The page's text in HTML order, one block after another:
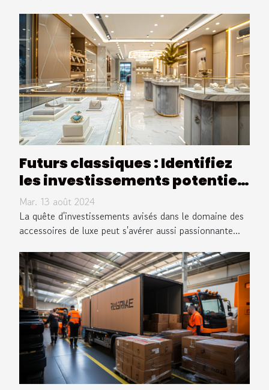
Futurs classiques : Identifiez
les investissements potentiels
dans les accessoires de luxe
Mar. 13 août 2024
La quête d'investissements avisés dans le domaine des
accessoires de luxe peut s'avérer aussi passionnante...